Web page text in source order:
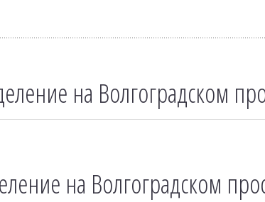
на Волгоградском
на Волгоградском